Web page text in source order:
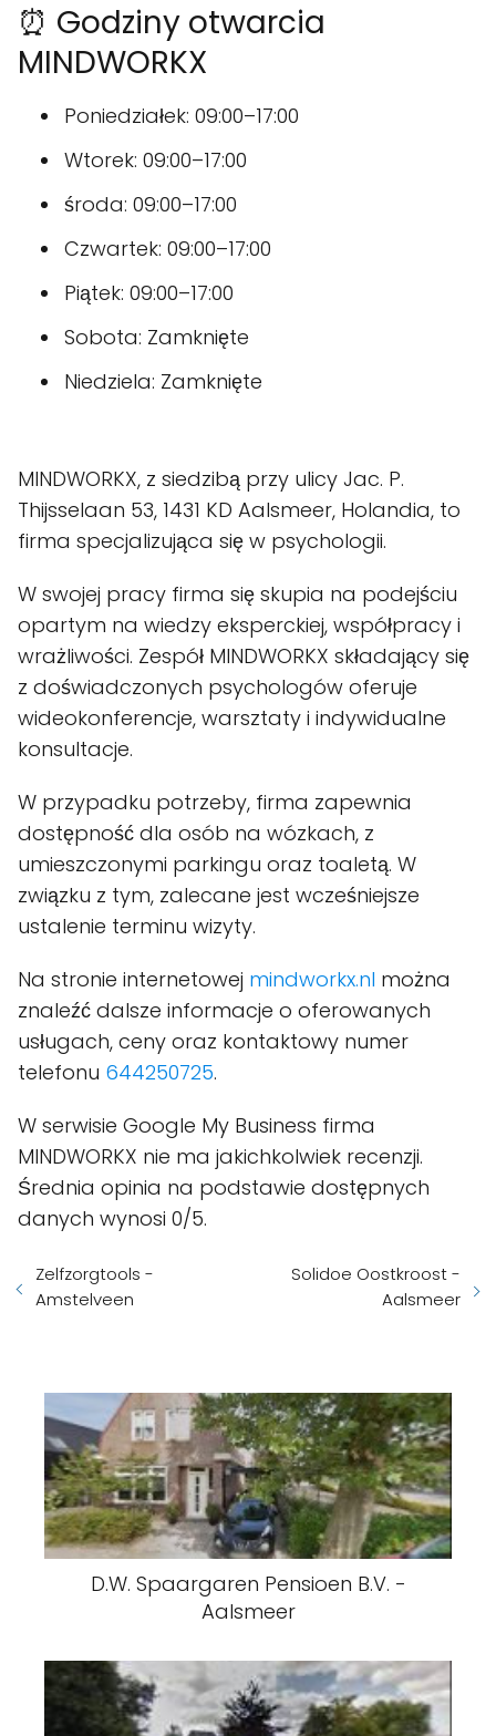
⏰ Godziny otwarcia
MINDWORKX
Poniedziałek: 09:00–17:00
Wtorek: 09:00–17:00
środa: 09:00–17:00
Czwartek: 09:00–17:00
Piątek: 09:00–17:00
Sobota: Zamknięte
Niedziela: Zamknięte
MINDWORKX, z siedzibą przy ulicy Jac. P.
Thijsselaan 53, 1431 KD Aalsmeer, Holandia, to
firma specjalizująca się w psychologii.
W swojej pracy firma się skupia na podejściu
opartym na wiedzy eksperckiej, współpracy i
wrażliwości. Zespół MINDWORKX składający się
z doświadczonych psychologów oferuje
wideokonferencje, warsztaty i indywidualne
konsultacje.
W przypadku potrzeby, firma zapewnia
dostępność dla osób na wózkach, z
umieszczonymi parkingu oraz toaletą. W
związku z tym, zalecane jest wcześniejsze
ustalenie terminu wizyty.
Na stronie internetowej mindworkx.nl można
znaleźć dalsze informacje o oferowanych
usługach, ceny oraz kontaktowy numer
telefonu 644250725.
W serwisie Google My Business firma
MINDWORKX nie ma jakichkolwiek recenzji.
Średnia opinia na podstawie dostępnych
danych wynosi 0/5.
Zelfzorgtools -
Amstelveen
Solidoe Oostkroost -
Aalsmeer
D.W. Spaargaren Pensioen B.V. -
Aalsmeer